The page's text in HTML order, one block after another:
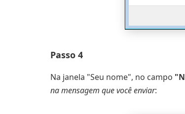
Passo 4
Na janela "Seu nome", no campo
na mensagem que você enviar: